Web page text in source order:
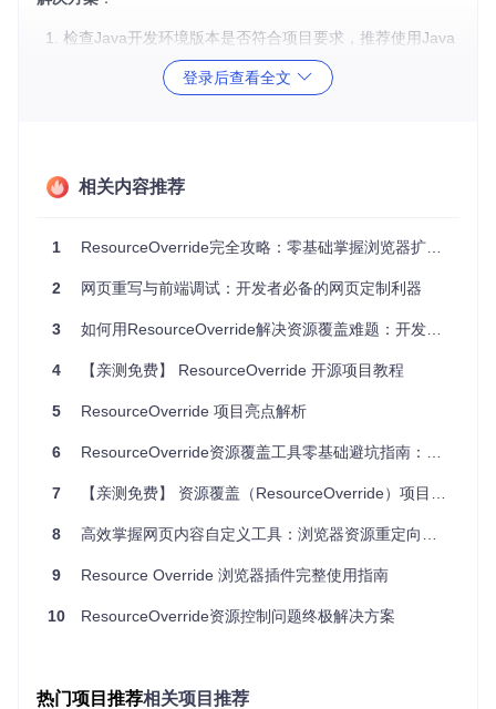
检查Java开发环境版本是否符合项目要求，推荐使用Java
1.8及以上版本。
打开项目根目录下的依赖配置文件，核实所有依赖项的版
快速修复依赖冲突导致的启动异常
NotFoundException等错误。
核心原理：不同依赖包之间存在版本冲突，导致类加载异常。
解决方案 ：
使用依赖分析工具检查冲突的依赖项，确定冲突的版本
号。
在依赖配置文件中通过排除依赖或指定版本的方式解决冲
重新构建项目并验证冲突是否已解决。
解决方案：
登录后查看全文
相关内容推荐
1 ResourceOverride完全攻略：零基础掌握浏览器扩展开发技巧
2 网页重写与前端调试：开发者必备的网页定制利器
3 如何用ResourceOverride解决资源覆盖难题：开发者必备避坑指南
4 【亲测免费】 ResourceOverride 开源项目教程
5 ResourceOverride 项目亮点解析
6 ResourceOverride资源覆盖工具零基础避坑指南：从环境搭建到高级配置
7 【亲测免费】 资源覆盖（ResourceOverride）项目使用指南
8 高效掌握网页内容自定义工具：浏览器资源重定向与前端调试技巧
9 Resource Override 浏览器插件完整使用指南
10 ResourceOverride资源控制问题终极解决方案
热门项目推荐相关项目推荐